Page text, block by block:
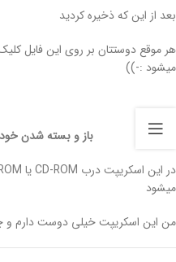
بعد از این که ذخیره کردید
میشود :-))
باز و بسته شدن
میشود
من این اسکریپت خیلی دوست دارم و